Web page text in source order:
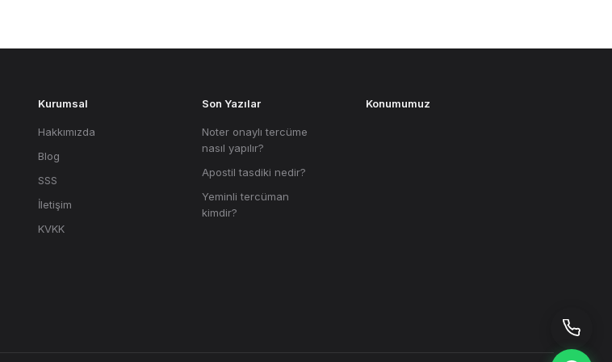
Kurumsal
Hakkımızda
Blog
SSS
İletişim
KVKK
Son Yazılar
Noter onaylı tercüme
nasıl yapılır?
Apostil tasdiki nedir?
Yeminli tercüman
kimdir?
Konumumuz